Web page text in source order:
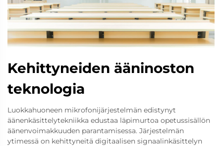
Kehittyneiden ääninoston
teknologia
Luokkahuoneen mikrofonijärjestelmän edistynyt
äänenkäsittelytekniikka edustaa läpimurtoa opetussisällön
äänenvoimakkuuden parantamisessa. Järjestelmän
ytimessä on kehittyneitä digitaalisen signaalinkäsittelyn